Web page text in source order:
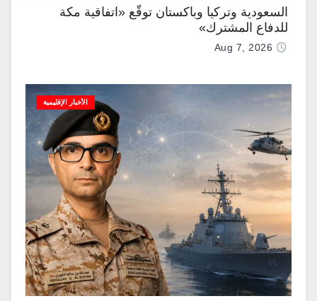
السعودية وتركيا وباكستان توقّع «اتفاقية مكة
للدفاع المشترك»
Aug 7, 2026
الأخبار الإقليمية